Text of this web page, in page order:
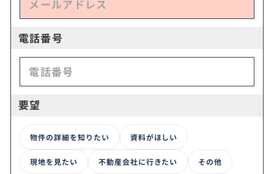
電話番号
要望
物件の詳細を知りたい 資料がほしい
現地を見たい 不動産会社に行きたい その他